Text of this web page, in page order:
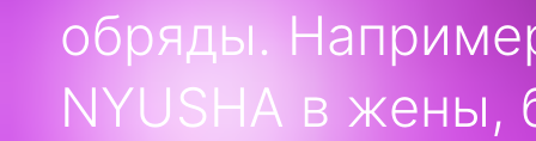
обряды.
NYUSHA в